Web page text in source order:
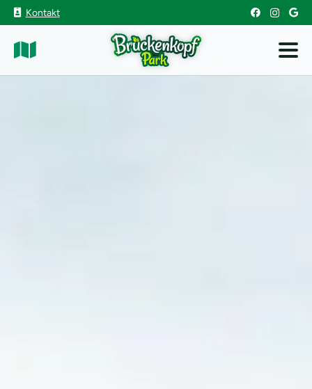
Kontakt